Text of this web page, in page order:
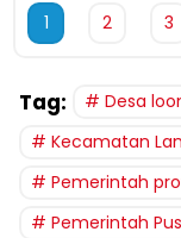
1 2 3
Tag: Desa
Kecamatan
Pemerintah
Pemerintah